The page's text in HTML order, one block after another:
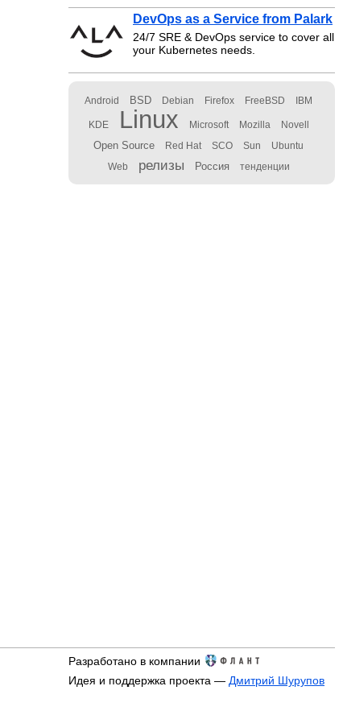
DevOps as a Service from Palark
24/7 SRE & DevOps service to cover all
your Kubernetes needs.
Android BSD Debian Firefox FreeBSD IBM
KDE Linux Microsoft Mozilla Novell
Open Source Red Hat SCO Sun Ubuntu
Web релизы Россия тенденции
Разработано в компании
Идея и поддержка проекта — Дмитрий Шурупов